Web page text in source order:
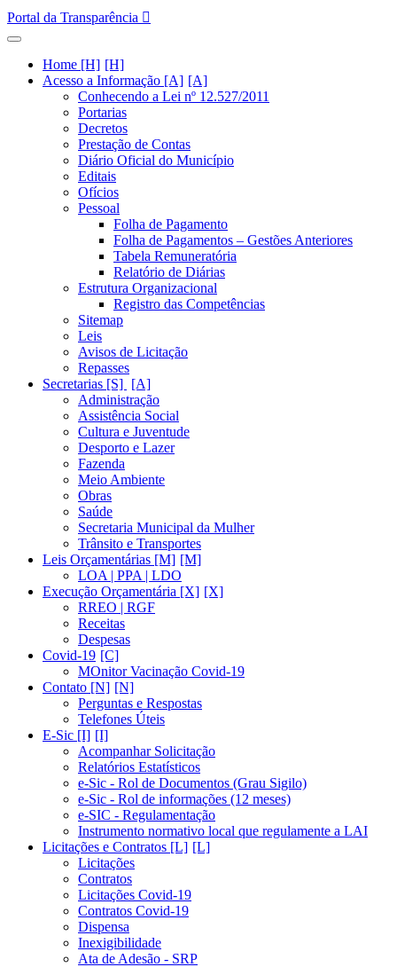
Portal da Transparência
Home [H]
Acesso a Informação [A]
Conhecendo a Lei nº 12.527/2011
Portarias
Decretos
Prestação de Contas
Diário Oficial do Município
Editais
Ofícios
Pessoal
Folha de Pagamento
Folha de Pagamentos – Gestões Anteriores
Tabela Remuneratória
Relatório de Diárias
Estrutura Organizacional
Registro das Competências
Sitemap
Leis
Avisos de Licitação
Repasses
Secretarias [S]
Administração
Assistência Social
Cultura e Juventude
Desporto e Lazer
Fazenda
Meio Ambiente
Obras
Saúde
Secretaria Municipal da Mulher
Trânsito e Transportes
Leis Orçamentárias [M]
LOA | PPA | LDO
Execução Orçamentária [X]
RREO | RGF
Receitas
Despesas
Covid-19
MOnitor Vacinação Covid-19
Contato [N]
Perguntas e Respostas
Telefones Úteis
E-Sic [I]
Acompanhar Solicitação
Relatórios Estatísticos
e-Sic - Rol de Documentos (Grau Sigilo)
e-Sic - Rol de informações (12 meses)
e-SIC - Regulamentação
Instrumento normativo local que regulamente a LAI
Licitações e Contratos [L]
Licitações
Contratos
Licitações Covid-19
Contratos Covid-19
Dispensa
Inexigibilidade
Ata de Adesão - SRP